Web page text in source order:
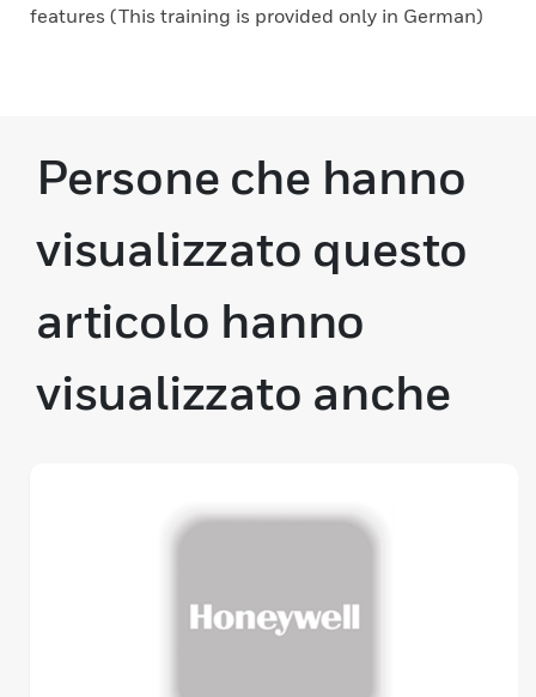
features (This training is provided only in German)
Persone che hanno
visualizzato questo
articolo hanno
visualizzato anche